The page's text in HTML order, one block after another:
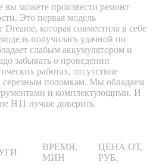
вы можете произвести ремонт
Это первая модель
которая совместила в себе
получилась удачной по
слабым аккумулятором и
забывать о проведении
работах, отсутствие
серезным поломкам. Мы обладаем
и комплектующими. И
H11 лучше доверить
ВРЕМЯ,
МИН
ЦЕНА ОТ,
РУБ.